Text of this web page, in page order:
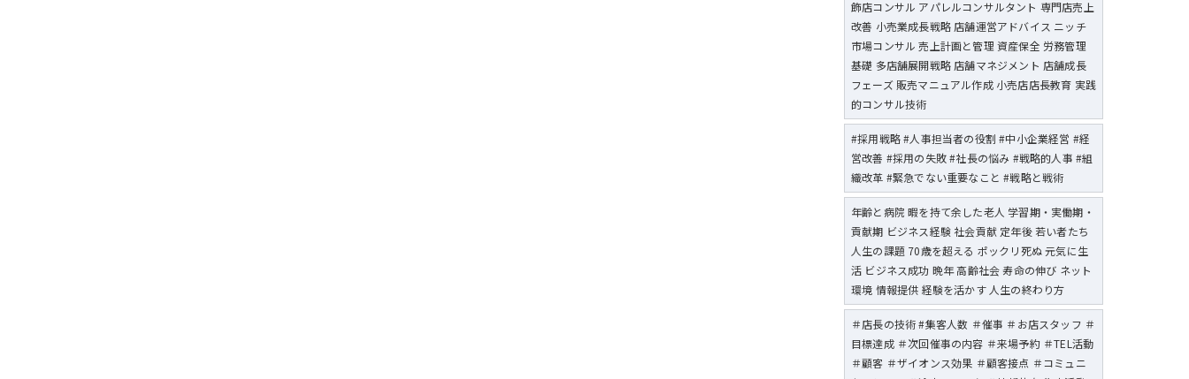
飾店コンサル アパレルコンサルタント 専門店売上
改善 小売業成長戦略 店舗運営アドバイス ニッチ
市場コンサル 売上計画と管理 資産保全 労務管理
基礎 多店舗展開戦略 店舗マネジメント 店舗成長
フェーズ 販売マニュアル作成 小売店店長教育 実践
的コンサル技術
#採用戦略 #人事担当者の役割 #中小企業経営 #経
営改善 #採用の失敗 #社長の悩み #戦略的人事 #組
織改革 #緊急でない重要なこと #戦略と戦術
年齢と病院 暇を持て余した老人 学習期・実働期・
貢献期 ビジネス経験 社会貢献 定年後 若い者たち
人生の課題 70歳を超える ポックリ死ぬ 元気に生
活 ビジネス成功 晩年 高齢社会 寿命の伸び ネット
環境 情報提供 経験を活かす 人生の終わり方
＃店長の技術 #集客人数 ＃催事 ＃お店スタッフ ＃
目標達成 ＃次回催事の内容 ＃来場予約 ＃TEL活動
＃顧客 ＃ザイオンス効果 ＃顧客接点 ＃コミュニ